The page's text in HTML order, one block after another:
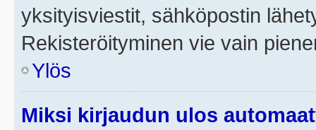
yksityisviestit, sähköpostin
Rekisteröityminen vie vain
Ylös
Miksi kirjaudun ulos